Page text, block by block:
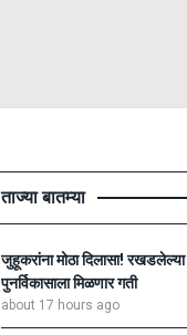
ताज्या बातम्या
जुहूकरांना मोठा दिलासा! रखडलेल्या
पुनर्विकासाला मिळणार गती
about 17 hours ago